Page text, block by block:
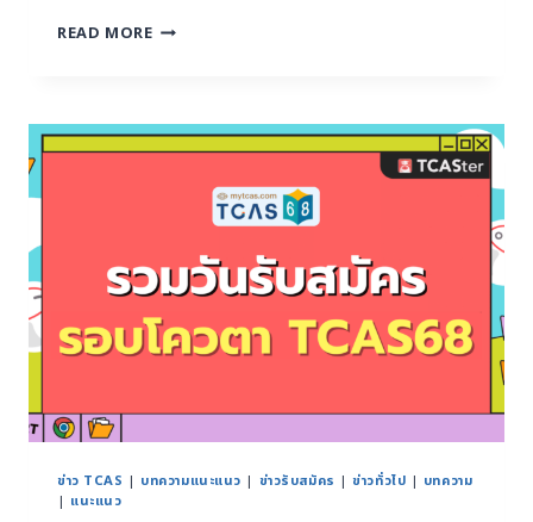
READ MORE
ข่าว TCAS | บทความแนะแนว | ข่าวรับสมัคร |ข่าวทั่วไป | บทความ
| แนะแนว